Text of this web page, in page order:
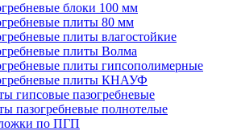
блоки 100 мм
плиты 80 мм
плиты влагостойкие
плиты Волма
плиты гипсополимерные
плиты КНАУФ
гипсовые пазогребневые
пазогребневые полнотелые
по ПГП